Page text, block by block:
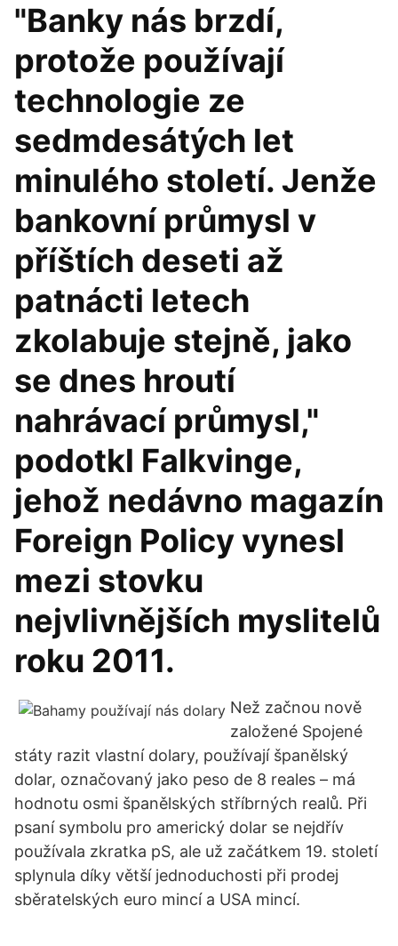
"Banky nás brzdí,
protože používají
technologie ze
sedmdesátých let
minulého století. Jenže
bankovní průmysl v
příštích deseti až
patnácti letech
zkolabuje stejně, jako
se dnes hroutí
nahrávací průmysl,"
podotkl Falkvinge,
jehož nedávno magazín
Foreign Policy vynesl
mezi stovku
nejvlivnějších myslitelů
roku 2011.
Než začnou nově
založené Spojené
státy razit vlastní dolary, používají španělský
dolar, označovaný jako peso de 8 reales – má
hodnotu osmi španělských stříbrných realů. Při
psaní symbolu pro americký dolar se nejdřív
používala zkratka pS, ale už začátkem 19. století
splynula díky větší jednoduchosti při prodej
sběratelských euro mincí a USA mincí.